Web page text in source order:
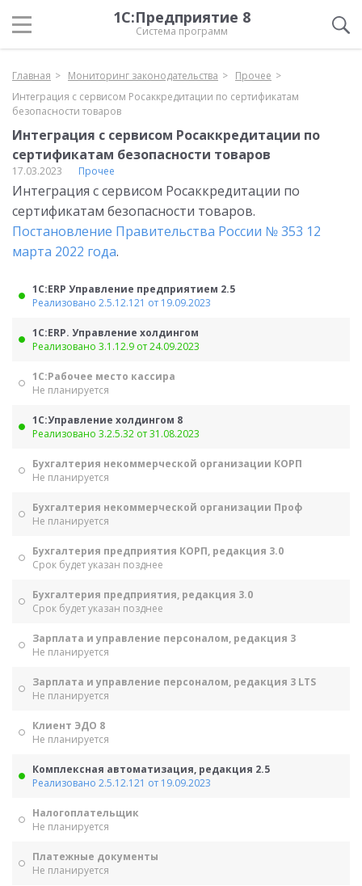
1С:Предприятие 8
Система программ
Главная Мониторинг законодательства
Прочее
Интеграция с сервисом Росаккредитации по сертификатам
безопасности товаров
Интеграция с сервисом Росаккредитации по
сертификатам безопасности товаров
17.03.2023 Прочее
Интеграция с сервисом Росаккредитации по
сертификатам безопасности товаров.
Постановление Правительства России № 353 12
марта 2022 года.
1С:ERP Управление предприятием 2.5
Реализовано 2.5.12.121 от 19.09.2023
1С:ERP. Управление холдингом
Реализовано 3.1.12.9 от 24.09.2023
1С:Рабочее место кассира
Не планируется
1С:Управление холдингом 8
Реализовано 3.2.5.32 от 31.08.2023
Бухгалтерия некоммерческой организации КОРП
Не планируется
Бухгалтерия некоммерческой организации Проф
Не планируется
Бухгалтерия предприятия КОРП, редакция 3.0
Срок будет указан позднее
Бухгалтерия предприятия, редакция 3.0
Срок будет указан позднее
Зарплата и управление персоналом, редакция 3
Не планируется
Зарплата и управление персоналом, редакция 3 LTS
Не планируется
Клиент ЭДО 8
Не планируется
Комплексная автоматизация, редакция 2.5
Реализовано 2.5.12.121 от 19.09.2023
Налогоплательщик
Не планируется
Платежные документы
Не планируется